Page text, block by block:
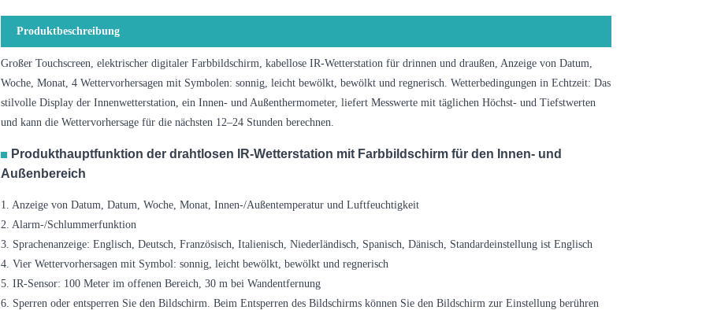
Produktbeschreibung
Großer Touchscreen, elektrischer digitaler Farbbildschirm, kabellose IR-Wetterstation für drinnen und draußen, Anzeige von Datum,
Woche, Monat, 4 Wettervorhersagen mit Symbolen: sonnig, leicht bewölkt, bewölkt und regnerisch. Wetterbedingungen in Echtzeit: Das
stilvolle Display der Innenwetterstation, ein Innen- und Außenthermometer, liefert Messwerte mit täglichen Höchst- und Tiefstwerten
und kann die Wettervorhersage für die nächsten 12–24 Stunden berechnen.
Produkthauptfunktion der drahtlosen IR-Wetterstation mit Farbbildschirm für den Innen- und
Außenbereich
1. Anzeige von Datum, Datum, Woche, Monat, Innen-/Außentemperatur und Luftfeuchtigkeit
2. Alarm-/Schlummerfunktion
3. Sprachenanzeige: Englisch, Deutsch, Französisch, Italienisch, Niederländisch, Spanisch, Dänisch, Standardeinstellung ist Englisch
4. Vier Wettervorhersagen mit Symbol: sonnig, leicht bewölkt, bewölkt und regnerisch
5. IR-Sensor: 100 Meter im offenen Bereich, 30 m bei Wandentfernung
6. Sperren oder entsperren Sie den Bildschirm. Beim Entsperren des Bildschirms können Sie den Bildschirm zur Einstellung berühren